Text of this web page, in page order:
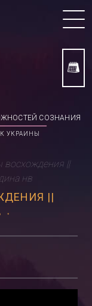
СОЗНАНИЯ
УКРАИНЫ
восхождения ||
нв
||